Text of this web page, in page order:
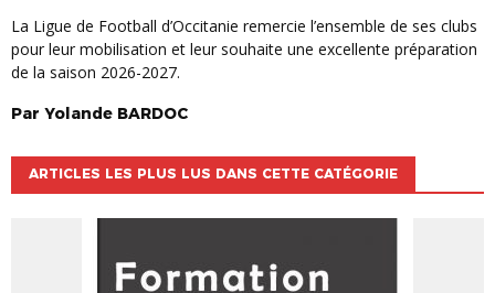
La Ligue de Football d’Occitanie remercie l’ensemble de ses clubs
pour leur mobilisation et leur souhaite une excellente préparation
de la saison 2026-2027.
Par Yolande BARDOC
ARTICLES LES PLUS LUS DANS CETTE CATÉGORIE